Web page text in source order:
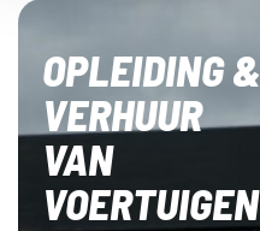
OPLEIDING &
VERHUUR
VAN
VOERTUIGEN